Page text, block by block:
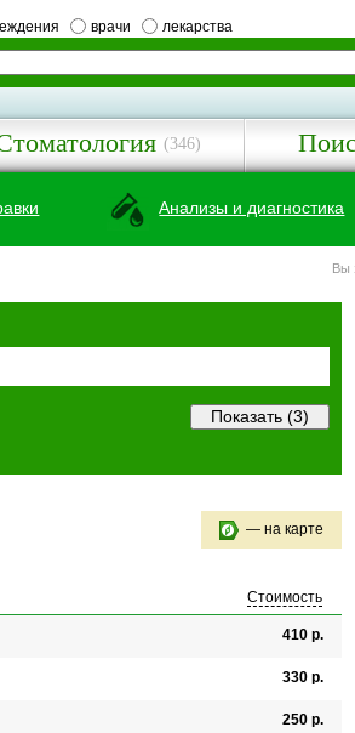
врачи лекарства
(346)
Анализы и диагностика
Вы
— на карте
Стоимость
410 р.
330 р.
250 р.